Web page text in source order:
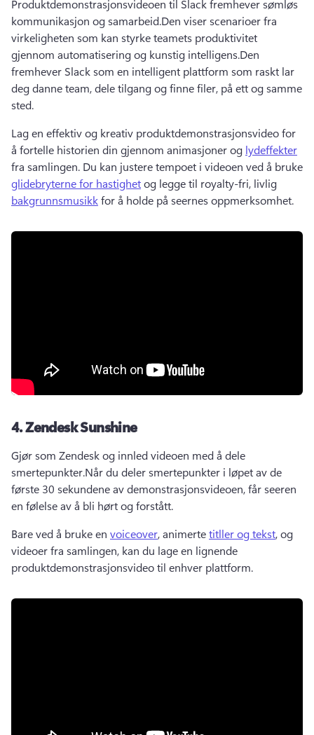
Produktdemonstrasjonsvideoen til Slack fremhever sømløs
kommunikasjon og samarbeid.Den viser scenarioer fra
virkeligheten som kan styrke teamets produktivitet
gjennom automatisering og kunstig intelligens.Den
fremhever Slack som en intelligent plattform som raskt lar
deg danne team, dele tilgang og finne filer, på ett og samme
sted.
Lag en effektiv og kreativ produktdemonstrasjonsvideo for
å fortelle historien din gjennom animasjoner og lydeffekter
fra samlingen.
glidebryterne for hastighet og legge til royalty-fri, livlig
bakgrunnsmusikk for å holde på seernes oppmerksomhet.
4.Zendesk Sunshine
Gjør som Zendesk og innled videoen med å dele
smertepunkter.Når du deler smertepunkter i løpet av de
første 30 sekundene av demonstrasjonsvideoen, får seeren
en følelse av å bli hørt og forstått.
Bare ved å bruke en voiceover, animerte titller og tekst, og
videoer fra samlingen, kan du lage en lignende
produktdemonstrasjonsvideo til enhver plattform.